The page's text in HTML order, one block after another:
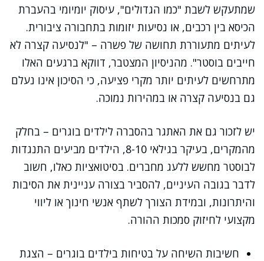
שמתעקש לשבת "כמו הגדולים", עיסוק יומיומי בהעברת
הכיסא בין רכבים, או נסיעות יזומות בתחבורה ציבורית.
לעיתים מתעוררת תחושה של פשרה – "לנסיעה קצרה לא
חייבים בוסטר". מהניסיון המצטבר, דווקא ברגעים האלו
מתרחשים לעיתים יותר מקרי פציעה, כי הסיכון אינו נעלם
גם בנסיעה קצרה או במהירות נמוכה.
יש לזכור גם את האתגר בהסברה לילדים בוגרים – בחלק
מהמקרים, בעיקר בגילאי 8-10, הילדים מביעים התנגדות
לבוסטר מחשש ללעג מחברים. בסיטואציות כאלו, חשוב
לדבר בגובה העיניים, להסביר בצורה עניינית את הסיבות
והיתרונות, ובמידת הצורך לשתף אנשי חינוך או ליווי
מקצועי לחיזוק סמכות ההורה.
חשיבות השיחה על בטיחות בילדים בוגרים – הצגת